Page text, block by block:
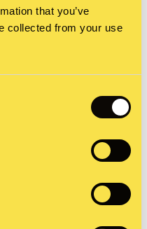
that you’ve
collected from your use
Award reicht,
drückt uns die